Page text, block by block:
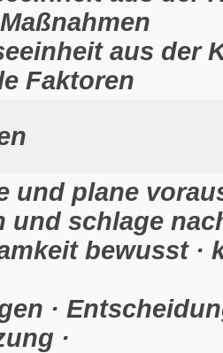
aus der
Faktoren
und plane
und schlage
bewusst ·
·
·